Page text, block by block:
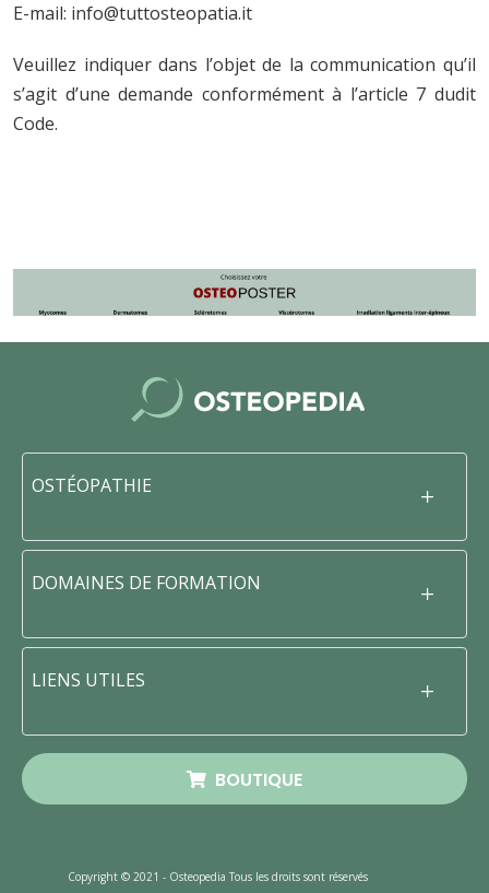
E-mail: info@tuttosteopatia.it
Veuillez indiquer dans l’objet de la communication qu’il
s’agit d’une demande conformément à l’article 7 dudit
Code.
OSTÉOPATHIE
DOMAINES DE FORMATION
LIENS UTILES
BOUTIQUE
Copyright © 2021 - Osteopedia Tous les droits sont réservés